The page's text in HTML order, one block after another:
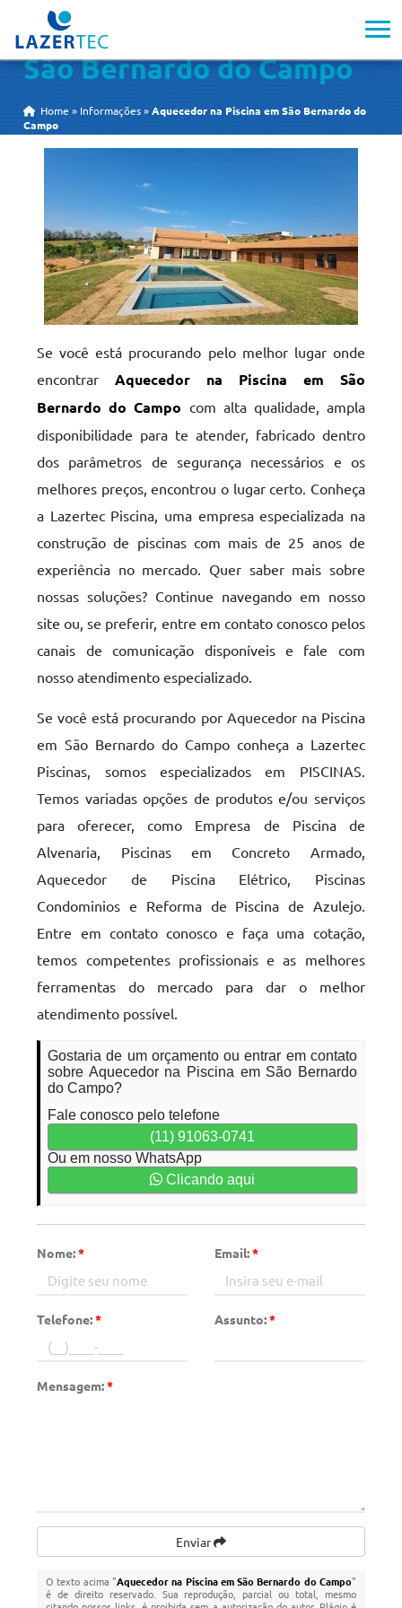
Aquecedor na Piscina em
São Bernardo do Campo
Home » Informações »Aquecedor na Piscina em São Bernardo do
Campo
Se você está procurando pelo melhor lugar onde
encontrarAquecedor na Piscina em São
Bernardo do Campo com alta qualidade, ampla
disponibilidade para te atender, fabricado dentro
dos parâmetros de segurança necessários e os
melhores preços, encontrou o lugar certo. Conheça
a Lazertec Piscina, uma empresa especializada na
construção de piscinas com mais de 25 anos de
experiência no mercado. Quer saber mais sobre
nossas soluções? Continue navegando em nosso
site ou, se preferir, entre em contato conosco pelos
canais de comunicação disponíveis e fale com
nosso atendimento especializado.
Se você está procurando por Aquecedor na Piscina
em São Bernardo do Campo conheça a Lazertec
Piscinas, somos especializados em PISCINAS.
Temos variadas opções de produtos e/ou serviços
para oferecer, como Empresa de Piscina de
Alvenaria, Piscinas em Concreto Armado,
Aquecedor de Piscina Elétrico, Piscinas
Condominios e Reforma de Piscina de Azulejo.
Entre em contato conosco e faça uma cotação,
temos competentes profissionais e as melhores
ferramentas do mercado para dar o melhor
atendimento possível.
Gostaria de um orçamento ou entrar em contato
sobre Aquecedor na Piscina em São Bernardo
do Campo?
Fale conosco pelo telefone
(11) 91063-0741
Ou em nosso WhatsApp
Clicando aqui
Nome:* Email:*
Telefone:* Assunto:*
Mensagem:*
Enviar
O texto acima "Aquecedor na Piscina em São Bernardo do Campo"
é de direito reservado. Sua reprodução, parcial ou total, mesmo